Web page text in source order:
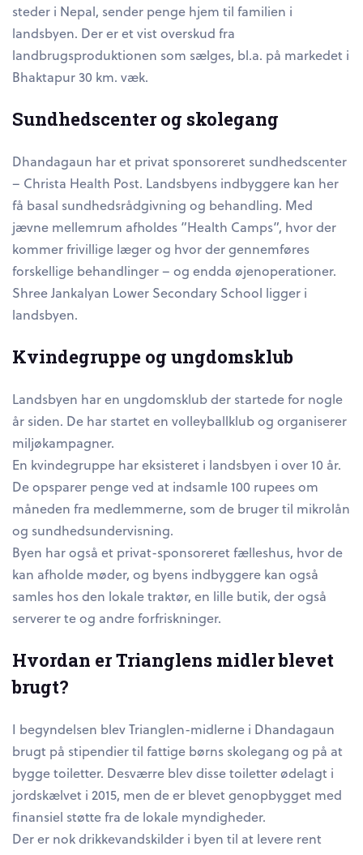
steder i Nepal, sender penge hjem til familien i
landsbyen. Der er et vist overskud fra
landbrugsproduktionen som sælges, bl.a. på markedet i
Bhaktapur 30 km. væk.
Sundhedscenter og skolegang
Dhandagaun har et privat sponsoreret sundhedscenter
– Christa Health Post. Landsbyens indbyggere kan her
få basal sundhedsrådgivning og behandling. Med
jævne mellemrum afholdes ”Health Camps”, hvor der
kommer frivillige læger og hvor der gennemføres
forskellige behandlinger – og endda øjenoperationer.
Shree Jankalyan Lower Secondary School ligger i
landsbyen.
Kvindegruppe og ungdomsklub
Landsbyen har en ungdomsklub der startede for nogle
år siden. De har startet en volleyballklub og organiserer
miljøkampagner.
En kvindegruppe har eksisteret i landsbyen i over 10 år.
De opsparer penge ved at indsamle 100 rupees om
måneden fra medlemmerne, som de bruger til mikrolån
og sundhedsundervisning.
Byen har også et privat-sponsoreret fælleshus, hvor de
kan afholde møder, og byens indbyggere kan også
samles hos den lokale traktør, en lille butik, der også
serverer te og andre forfriskninger.
Hvordan er Trianglens midler blevet
brugt?
I begyndelsen blev Trianglen-midlerne i Dhandagaun
brugt på stipendier til fattige børns skolegang og på at
bygge toiletter. Desværre blev disse toiletter ødelagt i
jordskælvet i 2015, men de er blevet genopbygget med
finansiel støtte fra de lokale myndigheder.
Der er nok drikkevandskilder i byen til at levere rent